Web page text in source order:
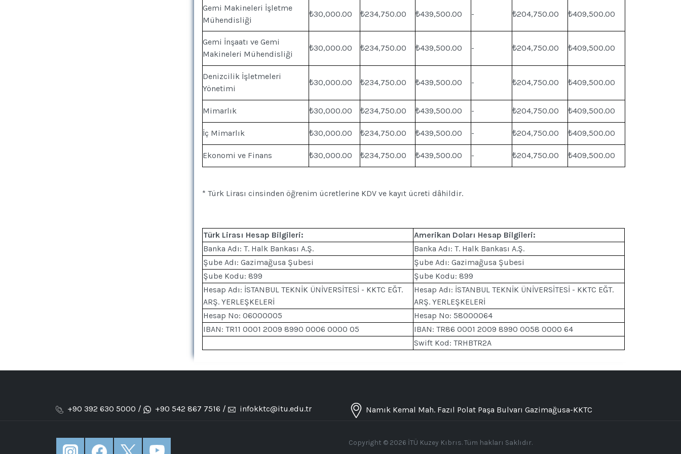
Gemi Makineleri İşletme
Mühendisliği
₺30,000.00 ₺234,750.00 ₺439,500.00 - ₺204,750.00 ₺409,500.00
Gemi İnşaatı ve Gemi
Makineleri Mühendisliği
₺30,000.00 ₺234,750.00 ₺439,500.00 - ₺204,750.00 ₺409,500.00
Denizcilik İşletmeleri
Yönetimi
₺30,000.00 ₺234,750.00 ₺439,500.00 - ₺204,750.00 ₺409,500.00
Mimarlık ₺30,000.00 ₺234,750.00 ₺439,500.00 - ₺204,750.00 ₺409,500.00
İç Mimarlık ₺30,000.00 ₺234,750.00 ₺439,500.00 - ₺204,750.00 ₺409,500.00
Ekonomi ve Finans ₺30,000.00 ₺234,750.00 ₺439,500.00 - ₺204,750.00 ₺409,500.00
* Türk Lirası cinsinden öğrenim ücretlerine KDV ve kayıt ücreti dâhildir.
Türk Lirası Hesap Bilgileri:
Amerikan Doları Hesap Bilgileri:
Banka Adı: T. Halk Bankası A.Ş.
Banka Adı: T. Halk Bankası A.Ş.
Şube Adı: Gazimağusa Şubesi
Şube Adı: Gazimağusa Şubesi
Şube Kodu: 899
Şube Kodu: 899
Hesap Adı: İSTANBUL TEKNİK ÜNİVERSİTESİ - KKTC EĞT.
ARŞ. YERLEŞKELERİ
Hesap Adı: İSTANBUL TEKNİK ÜNİVERSİTESİ - KKTC EĞT.
ARŞ. YERLEŞKELERİ
Hesap No: 06000005
Hesap No: 58000064
IBAN: TR11 0001 2009 8990 0006 0000 05
IBAN: TR86 0001 2009 8990 0058 0000 64
Swift Kod: TRHBTR2A
+90 392 630 5000 / +90 542 867 7516 / infokktc@itu.edu.tr Namık Kemal Mah. Fazıl Polat Paşa Bulvarı Gazimağusa-KKTC
Copyright © 2026 İTÜ Kuzey Kıbrıs. Tüm hakları Saklıdır.